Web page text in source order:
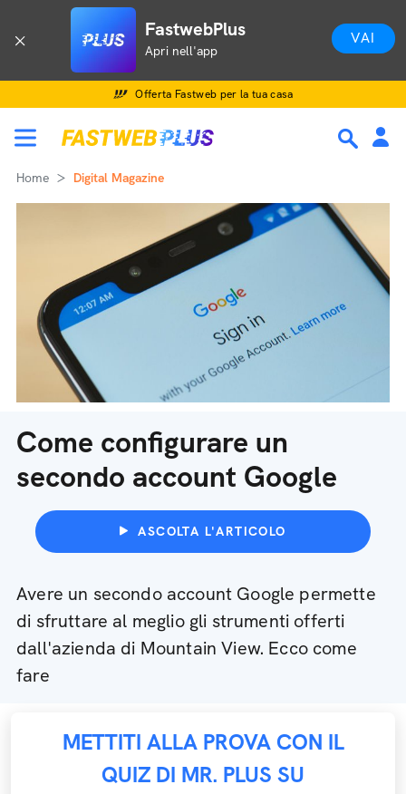
FastwebPlus
Apri nell'app
VAI
Offerta Fastweb per la tua casa
Home Digital Magazine
Come configurare un
secondo account Google
ASCOLTA L'ARTICOLO
Avere un secondo account Google permette
di sfruttare al meglio gli strumenti offerti
dall'azienda di Mountain View. Ecco come
fare
METTITI ALLA PROVA CON IL
QUIZ DI MR. PLUS SU